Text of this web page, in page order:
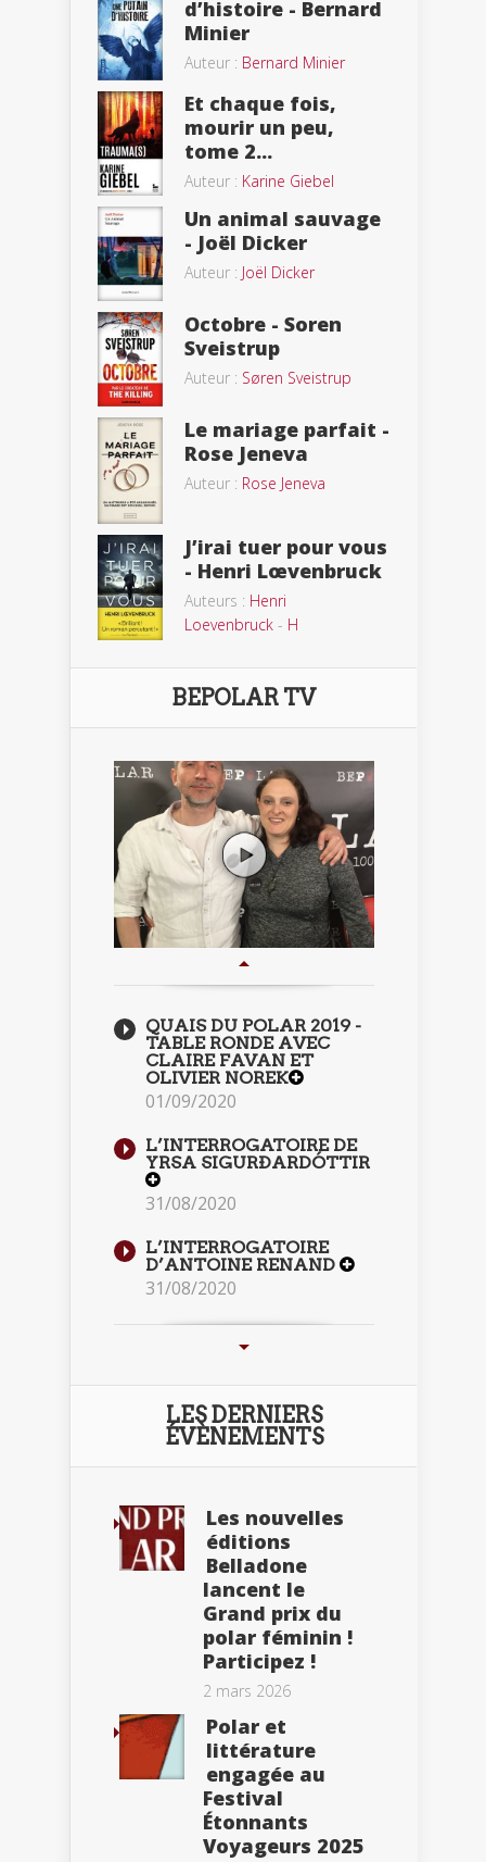
d’histoire - Bernard
Minier
Auteur : Bernard Minier
Et chaque fois,
mourir un peu,
tome 2...
Auteur : Karine Giebel
Un animal sauvage
- Joël Dicker
Auteur : Joël Dicker
Octobre - Soren
Sveistrup
Auteur : Søren Sveistrup
Le mariage parfait -
Rose Jeneva
Auteur : Rose Jeneva
J’irai tuer pour vous
- Henri Lœvenbruck
Auteurs : Henri
Loevenbruck - H
BEPOLAR TV
QUAIS DU POLAR 2019 -
TABLE RONDE AVEC
CLAIRE FAVAN ET
OLIVIER NOREK
01/09/2020
L’INTERROGATOIRE DE
YRSA SIGURÐARDÓTTIR
31/08/2020
L’INTERROGATOIRE
D’ANTOINE RENAND
31/08/2020
LES DERNIERS
ÉVÈNEMENTS
Les nouvelles
éditions
Belladone
lancent le
Grand prix du
polar féminin !
Participez !
2 mars 2026
Polar et
littérature
engagée au
Festival
Étonnants
Voyageurs 2025